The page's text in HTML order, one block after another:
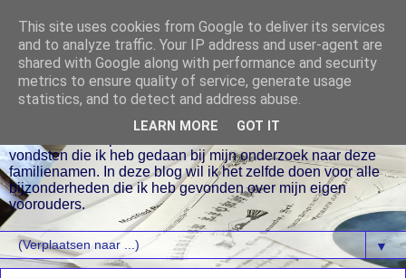
Al enige jaren doe ik onderzoek naar mijn stamboom. Onder
de naam blog.fam-ambachtsheer.nl en blog.fam-
vondsten die ik heb gedaan bij mijn onderzoek naar deze
familienamen. In deze blog wil ik het zelfde doen voor alle
bijzonderheden die ik heb gevonden over mijn eigen
voorouders.
▼
This site uses cookies from Google to deliver its services
and to analyze traffic. Your IP address and user-agent are
shared with Google along with performance and security
metrics to ensure quality of service, generate usage
statistics, and to detect and address abuse.
LEARN MORE GOT IT